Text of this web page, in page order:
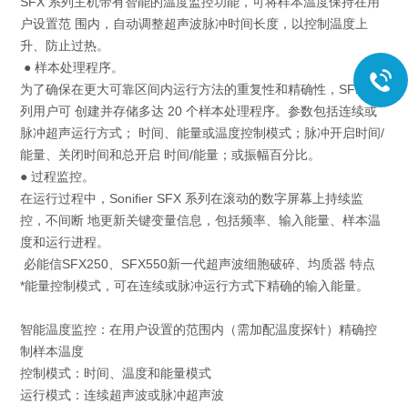
户设置范 围内，自动调整超声波脉冲时间长度，以控制温度上
升、防止过热。
● 样本处理程序。
为了确保在更大可靠区间内运行方法的重复性和精确性，SFX 系
列用户可 创建并存储多达 20 个样本处理程序。参数包括连续或
脉冲超声运行方式； 时间、能量或温度控制模式；脉冲开启时间/
能量、关闭时间和总开启 时间/能量；或振幅百分比。
● 过程监控。
在运行过程中，Sonifier SFX 系列在滚动的数字屏幕上持续监
控，不间断 地更新关键变量信息，包括频率、输入能量、样本温
度和运行进程。
必能信SFX250、SFX550新一代超声波细胞破碎、均质器 特点
*能量控制模式，可在连续或脉冲运行方式下精确的输入能量。
智能温度监控：在用户设置的范围内（需加配温度探针）精确控
制样本温度
控制模式：时间、温度和能量模式
运行模式：连续超声波或脉冲超声波